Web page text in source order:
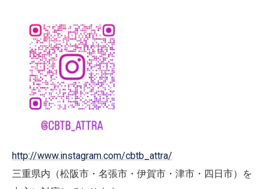
http://www.instagram.com/cbtb_attra/
三重県内（松阪市・名張市・伊賀市・津市・四日市）を